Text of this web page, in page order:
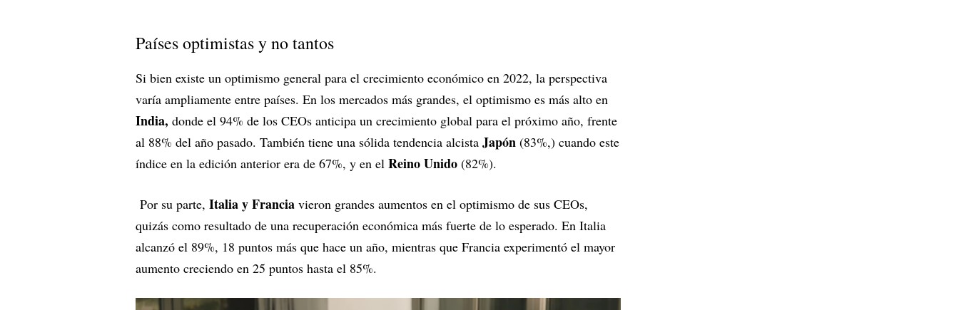
Países optimistas y no tantos
Si bien existe un optimismo general para el crecimiento económico en 2022, la perspectiva
varía ampliamente entre países. En los mercados más grandes, el optimismo es más alto en
India, donde el 94% de los CEOs anticipa un crecimiento global para el próximo año, frente
al 88% del año pasado. También tiene una sólida tendencia alcista Japón (83%,) cuando este
índice en la edición anterior era de 67%, y en el Reino Unido (82%).
Por su parte, Italia y Francia vieron grandes aumentos en el optimismo de sus CEOs,
quizás como resultado de una recuperación económica más fuerte de lo esperado. En Italia
alcanzó el 89%, 18 puntos más que hace un año, mientras que Francia experimentó el mayor
aumento creciendo en 25 puntos hasta el 85%.